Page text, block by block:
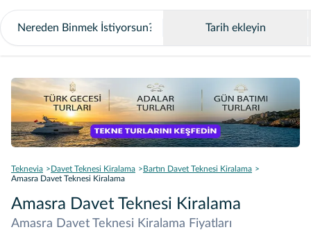
Tarih ekleyin
Teknevia Davet Teknesi Kiralama
Bartın Davet Teknesi Kiralama
Amasra Davet Teknesi Kiralama
Amasra Davet Teknesi Kiralama
Amasra Davet Teknesi Kiralama Fiyatları